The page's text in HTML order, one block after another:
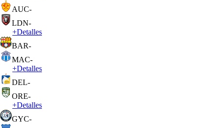
AUC-
LDN-
+Detalles
BAR-
MAC-
+Detalles
DEL-
ORE-
+Detalles
GYC-